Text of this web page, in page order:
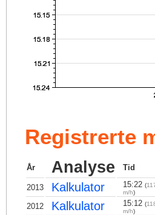
Registrerte
År Analyse Tid
2013 Kalkulator 15:22 (
m/h)
2012 Kalkulator 15:12 (
m/h)